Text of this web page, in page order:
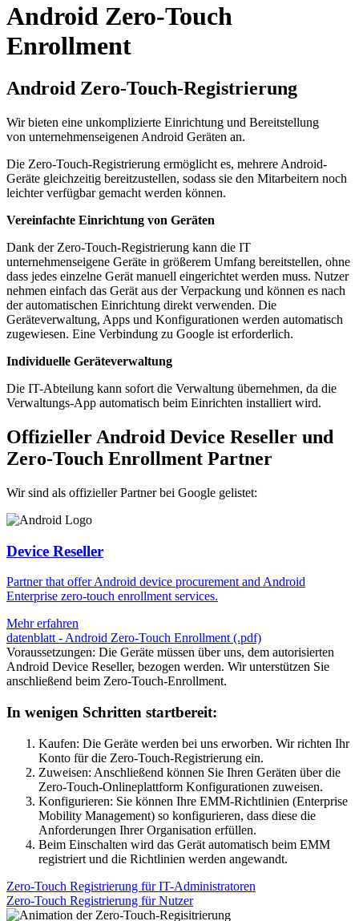
Android Zero-Touch
Enrollment
Android Zero-Touch-Registrierung
Wir bieten eine unkomplizierte Einrichtung und Bereitstellung
von unternehmenseigenen Android Geräten an.
Die Zero-Touch-Registrierung ermöglicht es, mehrere Android-
Geräte gleichzeitig bereitzustellen, sodass sie den Mitarbeitern noch
leichter verfügbar gemacht werden können.
Vereinfachte Einrichtung von Geräten
Dank der Zero-Touch-Registrierung kann die IT
unternehmenseigene Geräte in größerem Umfang bereitstellen, ohne
dass jedes einzelne Gerät manuell eingerichtet werden muss. Nutzer
nehmen einfach das Gerät aus der Verpackung und können es nach
der automatischen Einrichtung direkt verwenden. Die
Geräteverwaltung, Apps und Konfigurationen werden automatisch
zugewiesen. Eine Verbindung zu Google ist erforderlich.
Individuelle Geräteverwaltung
Die IT-Abteilung kann sofort die Verwaltung übernehmen, da die
Verwaltungs-App automatisch beim Einrichten installiert wird.
Offizieller Android Device Reseller und
Zero-Touch Enrollment Partner
Wir sind als offizieller Partner bei Google gelistet:
Device Reseller
Partner that offer Android device procurement and Android
Enterprise zero-touch enrollment services.
Mehr erfahren
datenblatt - Android Zero-Touch Enrollment (.pdf)
Voraussetzungen: Die Geräte müssen über uns, dem autorisierten
Android Device Reseller, bezogen werden. Wir unterstützen Sie
anschließend beim Zero-Touch-Enrollment.
In wenigen Schritten startbereit:
Kaufen: Die Geräte werden bei uns erworben. Wir richten Ihr
Konto für die Zero-Touch-Registrierung ein.
Zuweisen: Anschließend können Sie Ihren Geräten über die
Zero-Touch-Onlineplattform Konfigurationen zuweisen.
Konfigurieren: Sie können Ihre EMM-Richtlinien (Enterprise
Mobility Management) so konfigurieren, dass diese die
Anforderungen Ihrer Organisation erfüllen.
Beim Einschalten wird das Gerät automatisch beim EMM
registriert und die Richtlinien werden angewandt.
Zero-Touch Registrierung für IT-Administratoren
Zero-Touch Registrierung für Nutzer